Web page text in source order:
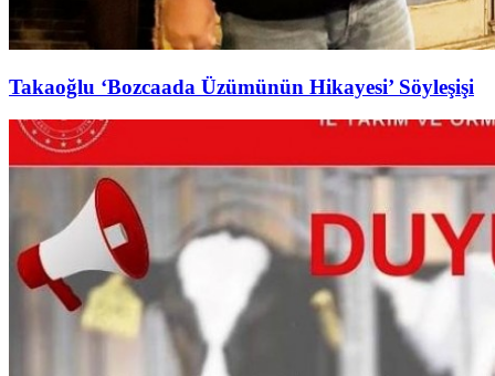
Takaoğlu ‘Bozcaada Üzümünün Hikayesi’ Söyleşişi